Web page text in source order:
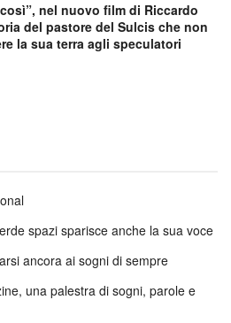
nel nuovo film di Riccardo
del pastore del Sulcis che non
la sua terra agli speculatori
spazi sparisce anche la sua voce
ancora ai sogni di sempre
una palestra di sogni, parole e